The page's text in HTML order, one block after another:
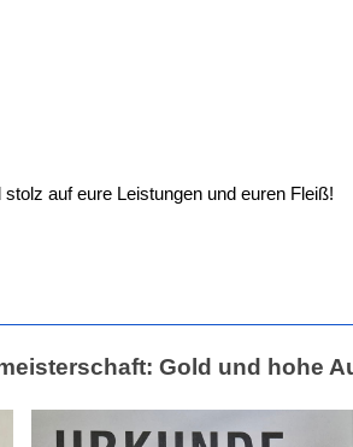
auf eure Leistungen und euren Fleiß!
Gold und hohe